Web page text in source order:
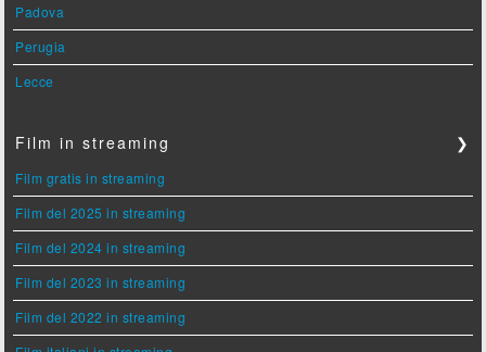
Padova
Perugia
Lecce
Film in streaming ❯
Film gratis in streaming
Film del 2025 in streaming
Film del 2024 in streaming
Film del 2023 in streaming
Film del 2022 in streaming